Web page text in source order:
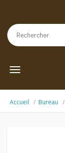
Toggle
Accueil Bureau